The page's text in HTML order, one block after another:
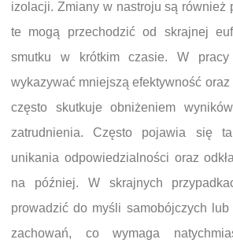
izolacji. Zmiany w nastroju są również
te mogą przechodzić od skrajnej
smutku w krótkim czasie. W
wykazywać mniejszą efektywność
często skutkuje obniżeniem
zatrudnienia. Często pojawia się
unikania odpowiedzialności oraz
na później. W skrajnych
prowadzić do myśli samobójczych lub
zachowań, co wymaga